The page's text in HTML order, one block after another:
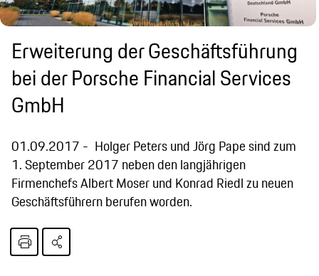
Erweiterung der Geschäftsführung
bei der Porsche Financial Services
GmbH
01.09.2017
Holger Peters und Jörg Pape sind zum
1. September 2017 neben den langjährigen
Firmenchefs Albert Moser und Konrad Riedl zu neuen
Geschäftsführern berufen worden.